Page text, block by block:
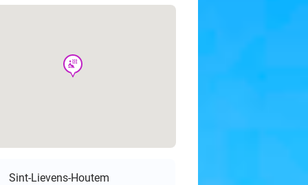
wellness
Sint-Lievens-Houtem